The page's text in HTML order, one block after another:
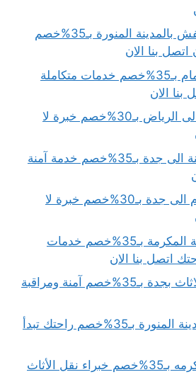
ارخص شركة نقل عفش بالمدينة المنورة بـ35%خصم
اتصل بنا الان
شركة نقل اثاث بالدمام بـ35%خصم خدمات متكاملة
بنا الان
نقل عفش من مكة الى الرياض بـ30%خصم خبرة لا
نقل عفش من المدينة الى جدة بـ35%خصم خدمة آمنة
نقل عفش من الدمام الى جدة بـ30%خصم خبرة لا
دينات نقل عفش مكة المكرمة بـ35%خصم خدمات
اتصل بنا الان
مستودعات تخزين الاثاث بجدة بـ35%خصم آمنة ومراقبة
شركة نقل اثاث بالمدينة المنورة بـ35%خصم راحتك تبدأ
نقل عفش بمكه المكرمه بـ35%خصم خبراء نقل الأثاث